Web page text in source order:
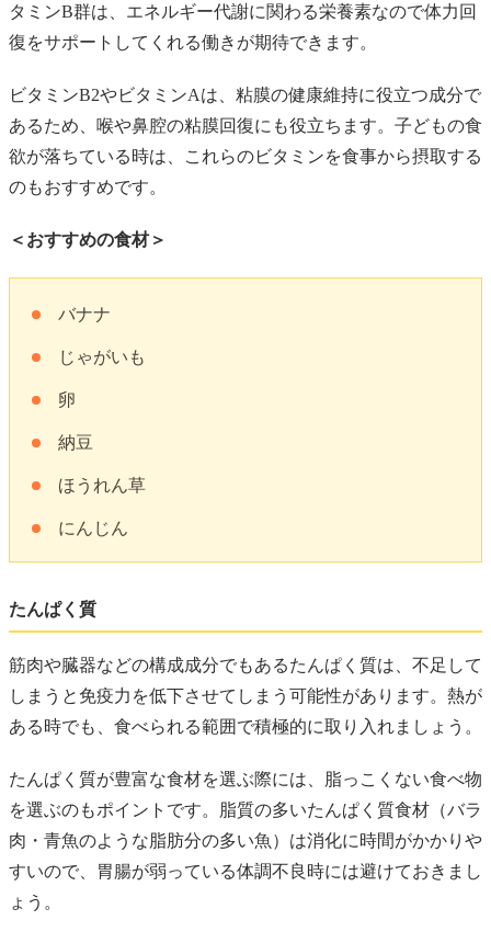
タミンB群は、エネルギー代謝に関わる栄養素なので体力回
復をサポートしてくれる働きが期待できます。
ビタミンB2やビタミンAは、粘膜の健康維持に役立つ成分で
あるため、喉や鼻腔の粘膜回復にも役立ちます。子どもの食
欲が落ちている時は、これらのビタミンを食事から摂取する
のもおすすめです。
＜おすすめの食材＞
バナナ
じゃがいも
卵
納豆
ほうれん草
にんじん
たんぱく質
筋肉や臓器などの構成成分でもあるたんぱく質は、不足して
しまうと免疫力を低下させてしまう可能性があります。熱が
ある時でも、食べられる範囲で積極的に取り入れましょう。
たんぱく質が豊富な食材を選ぶ際には、脂っこくない食べ物
を選ぶのもポイントです。脂質の多いたんぱく質食材（バラ
肉・青魚のような脂肪分の多い魚）は消化に時間がかかりや
すいので、胃腸が弱っている体調不良時には避けておきまし
ょう。